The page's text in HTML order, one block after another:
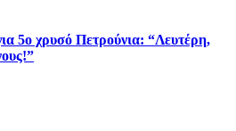
5ο χρυσό Πετρούνια: “Λευτέρη,